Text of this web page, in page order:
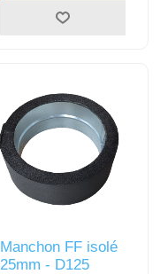
Manchon FF isolé
25mm - D125